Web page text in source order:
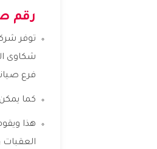
رقم
توفر
شكاوى
فرع
كما
هذا